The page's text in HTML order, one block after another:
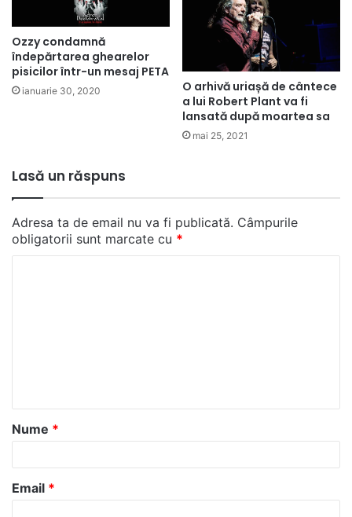
Ozzy condamnă
îndepărtarea ghearelor
pisicilor într-un mesaj PETA
ianuarie 30, 2020
O arhivă uriașă de cântece
a lui Robert Plant va fi
lansată după moartea sa
mai 25, 2021
Lasă un răspuns
Adresa ta de email nu va fi publicată. Câmpurile
obligatorii sunt marcate cu *
a
r
u
*
Nume *
Email *